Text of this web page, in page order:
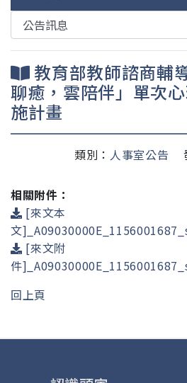
教育部教師諮商輔
聊癒，雲陪伴」單次
施計畫
類別： 人事室公告
相關附件：
[來文本
文
[來文附
件
回上頁